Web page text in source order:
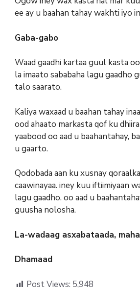
ee ay u baahan tahay wakhti iyo
Gaba-gabo
Waad gaadhi kartaa guul kasta
la imaato sababaha lagu gaadho
talo saarato.
Kaliya waxaad u baahan tahay
ood ahaato markasta qof ku
yaabood oo aad u baahantahay,
u gaarto.
Qodobada aan ku xusnay
caawinayaa. iney kuu iftiimiyaan
lagu gaadho. oo aad u
guusha nolosha.
La-wadaag asxabataada,
Dhamaad
Post Views: 5,948